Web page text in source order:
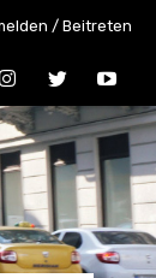
/ Beitreten